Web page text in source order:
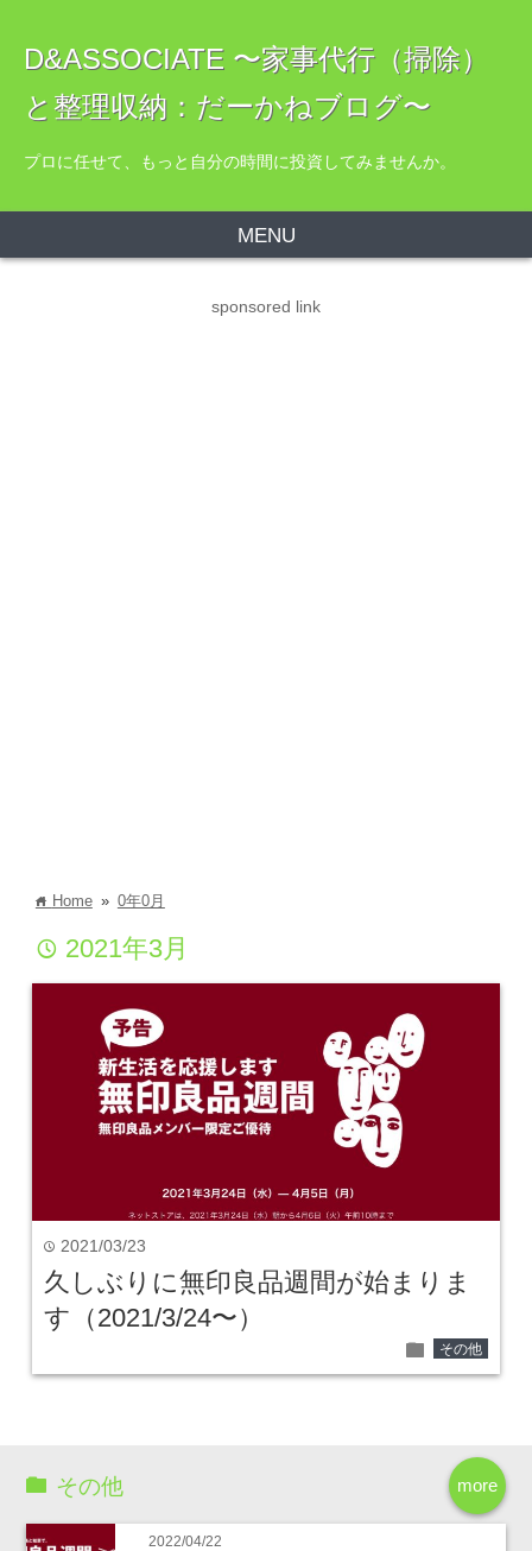
D&ASSOCIATE 〜家事代行（掃除）
と整理収納：だーかねブログ〜
プロに任せて、もっと自分の時間に投資してみませんか。
MENU
sponsored link
home Home » 0年0月
time 2021年3月
time 2021/03/23
久しぶりに無印良品週間が始まりま
す（2021/3/24〜）
folder その他
more
その他
2022/04/22